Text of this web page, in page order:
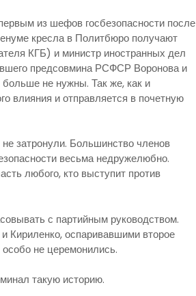
из шефов госбезопасности после
кресла в Политбюро получают
КГБ) и министр иностранных дел
предсовмина РСФСР Воронова и
больше не нужны. Так же, как и
влияния и отправляется в почетную
затронули. Большинство членов
весьма недружелюбно.
любого, кто выступит против
с партийным руководством.
оспаривавшими второе
не церемонились.
такую историю.